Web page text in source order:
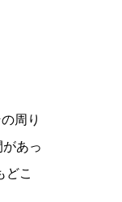
周り
あっ
どこ